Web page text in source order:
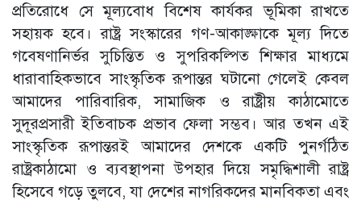
প্রতিরোধে সে মূল্যবোধ বিশেষ কার্যকর ভূমিকা রাখতে
সহায়ক হবে। রাষ্ট্র সংস্কারের গণ-আকাঙ্ক্ষাকে মূল্য দিতে
গবেষণানির্ভর সুচিন্তিত ও সুপরিকল্পিত শিক্ষার মাধ্যমে
ধারাবাহিকভাবে সাংস্কৃতিক রূপান্তর ঘটানো গেলেই কেবল
আমাদের পারিবারিক, সামাজিক ও রাষ্ট্রীয় কাঠামোতে
সুদূরপ্রসারী ইতিবাচক প্রভাব ফেলা সম্ভব। আর তখন এই
সাংস্কৃতিক রূপান্তরই আমাদের দেশকে একটি পুনর্গঠিত
রাষ্ট্রকাঠামো ও ব্যবস্থাপনা উপহার দিয়ে সমৃদ্ধিশালী রাষ্ট্র
হিসেবে গড়ে তুলবে, যা দেশের নাগরিকদের মানবিকতা এবং